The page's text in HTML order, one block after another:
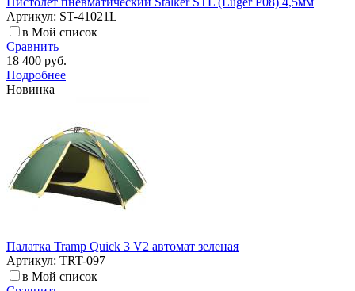
Артикул: ST-41021L
в Мой список
Сравнить
18 400 руб.
Подробнее
Новинка
Палатка Tramp Quick 3 V2 автомат зеленая
Артикул: TRT-097
в Мой список